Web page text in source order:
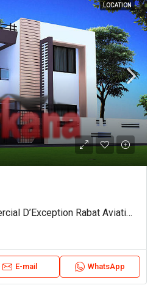
LOCATION
Location Local Commercial D’Exception Rabat Aviation REF 4058
E-mail WhatsApp